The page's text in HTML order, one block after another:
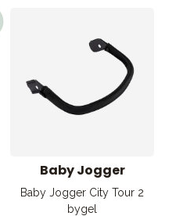
Baby Jogger
Baby Jogger City Tour 2
bygel